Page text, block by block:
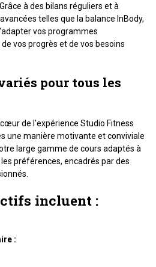
à des bilans réguliers et à
telles que la balance InBody,
vos programmes
vos progrès et de vos besoins
pour tous les
de l'expérience Studio Fitness
une manière motivante et conviviale
large gamme de cours adaptés à
préférences, encadrés par des
incluent :
: